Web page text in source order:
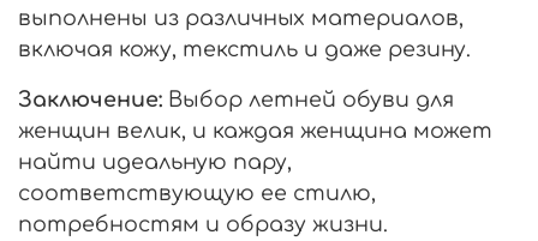
выполнены из различных материалов,
включая кожу, текстиль и даже резину.
Заключение: Выбор летней обуви для
женщин велик, и каждая женщина может
найти идеальную пару,
соответствующую ее стилю,
потребностям и образу жизни.